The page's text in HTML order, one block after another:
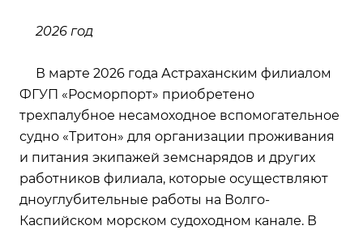
2026 год
В марте 2026 года Астраханским филиалом
ФГУП «Росморпорт» приобретено
трехпалубное несамоходное вспомогательное
судно «Тритон» для организации проживания
и питания экипажей земснарядов и других
работников филиала, которые осуществляют
дноуглубительные работы на Волго-
Каспийском морском судоходном канале. В